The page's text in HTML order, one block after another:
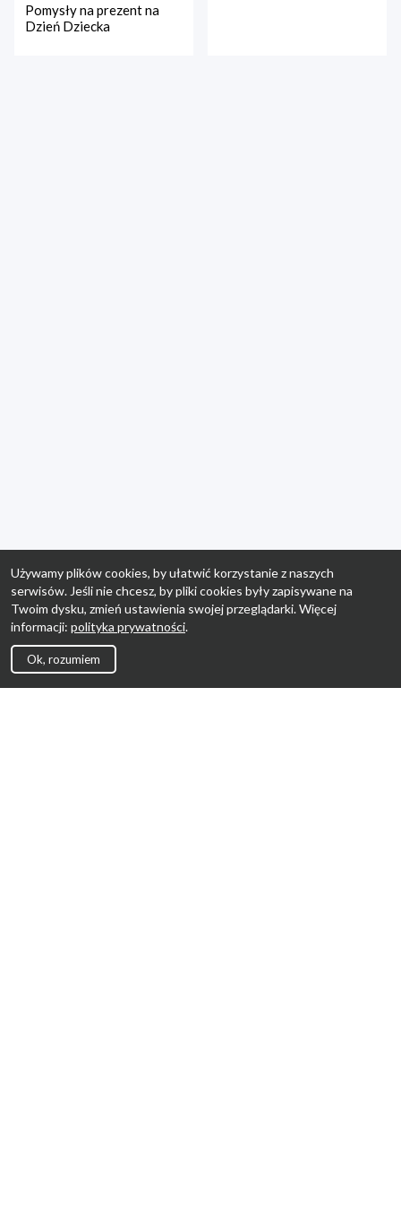
Pomysły na prezent na
Dzień Dziecka
Używamy plików cookies, by ułatwić korzystanie z naszych
serwisów. Jeśli nie chcesz, by pliki cookies były zapisywane na
Twoim dysku, zmień ustawienia swojej przeglądarki. Więcej
informacji: polityka prywatności.
Ok, rozumiem